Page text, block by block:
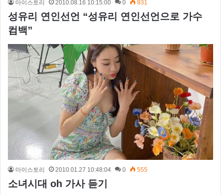
마이스토리 2010.08.16 10:15:00 0 831
성유리 연인선언 “성유리 연인선언으로 가수
컴백”
마이스토리 2010.01.27 10:48:04 0 555
소녀시대 oh 가사 듣기